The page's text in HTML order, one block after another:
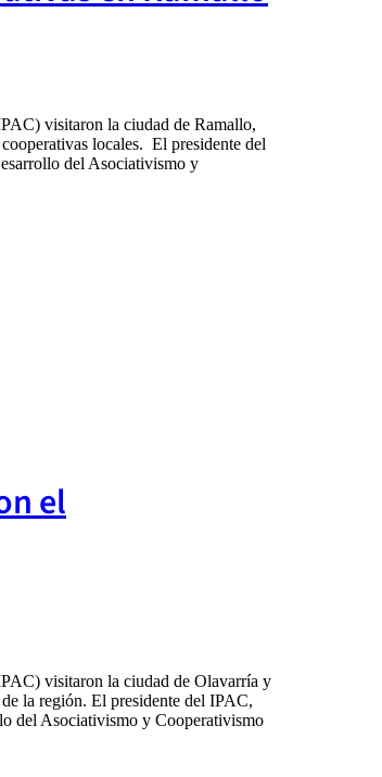
visitaron la ciudad de Ramallo,
locales. El presidente del
del Asociativismo y
el
visitaron la ciudad de Olavarría y
la región. El presidente del IPAC,
del Asociativismo y Cooperativismo